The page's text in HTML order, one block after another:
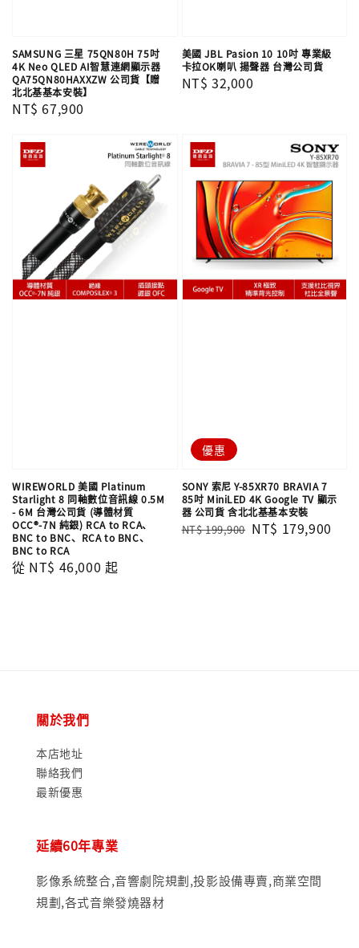
SAMSUNG 三星 75QN80H 75吋
4K Neo QLED AI智慧連網顯示器
QA75QN80HAXXZW 公司貨【贈
北北基基本安裝】
Regular
NT$ 67,900
美國 JBL Pasion 10 10吋 專業級
卡拉OK喇叭 揚聲器 台灣公司貨
Regular
NT$ 32,000
WIREWORLD 美國 Platinum
Starlight 8 同軸數位音訊線 0.5M
- 6M 台灣公司貨 (導體材質
OCC®-7N 純銀) RCA to RCA、
BNC to BNC、RCA to BNC、
BNC to RCA
Regular
從 NT$ 46,000 起
優惠
SONY 索尼 Y-85XR70 BRAVIA 7
85吋 MiniLED 4K Google TV 顯示
器 公司貨 含北北基基本安裝
Regular
NT$ 199,900 Sale
NT$ 179,900
關於我們
本店地址
聯絡我們
最新優惠
延續60年專業
影像系統整合,音響劇院規劃,投影設備專賣,商業空間
規劃,各式音樂發燒器材